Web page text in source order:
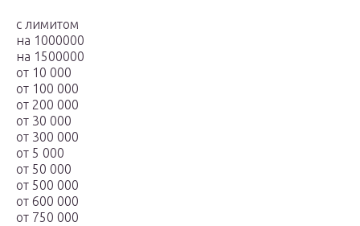
с лимитом
на 1000000
на 1500000
от 10 000
от 100 000
от 200 000
от 30 000
от 300 000
от 5 000
от 50 000
от 500 000
от 600 000
от 750 000